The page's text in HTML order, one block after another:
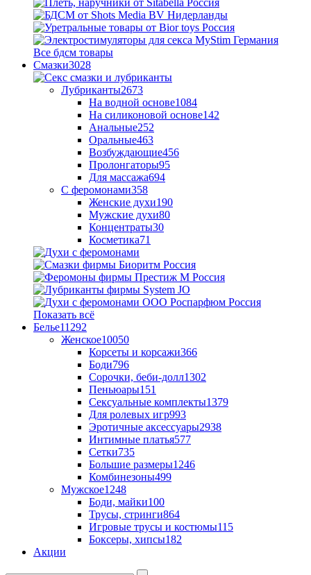
Все бдсм товары
Смазки3028
Лубриканты2673
На водной основе1084
На силиконовой основе142
Анальные252
Оральные463
Возбуждающие456
Пролонгаторы95
Для массажа694
С феромонами358
Женские духи190
Мужские духи80
Концентраты30
Косметика71
Показать всё
Белье11292
Женское10050
Корсеты и корсажи366
Боди796
Сорочки, беби-долл1302
Пеньюары151
Сексуальные комплекты1379
Для ролевых игр993
Эротичные аксессуары2938
Интимные платья577
Сетки735
Большие размеры1246
Комбинезоны499
Мужское1248
Боди, майки100
Трусы, стринги864
Игровые трусы и костюмы115
Боксеры, хипсы182
Акции